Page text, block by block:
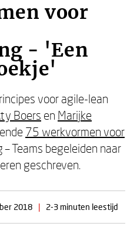
voor
- 'Een
voor agile-lean
Boers en Marijke
75 werkvormen voor
– Teams begeleiden naar
geschreven.
2018 | 2-3 minuten leestijd